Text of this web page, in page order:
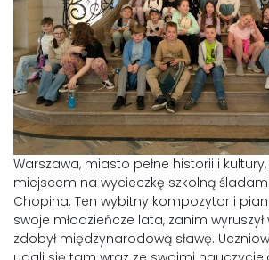
Warszawa, miasto pełne historii i
miejscem na wycieczkę szkolną
Chopina. Ten wybitny kompozytor i
swoje młodzieńcze lata, zanim wyruszył
zdobył międzynarodową sławę.